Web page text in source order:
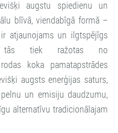
augstu spiedienu un
blīvā, viendabīgā formā –
atjaunojams un ilgtspējīgs
tās tiek ražotas no
koka pamatapstrādes
augsts enerģijas saturs,
un emisiju daudzumu,
alternatīvu tradicionālajam